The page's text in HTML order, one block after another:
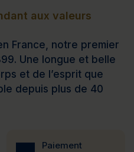
aux valeurs
France, notre premier
Une longue et belle
et de l’esprit que
depuis plus de 40
Paiement